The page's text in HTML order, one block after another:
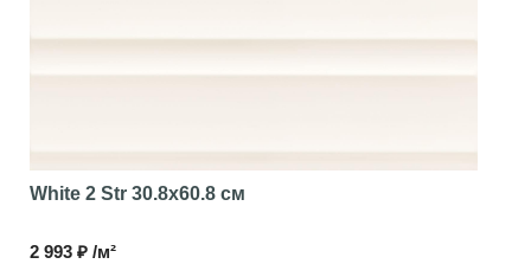
White 2 Str 30.8x60.8 см
2 993 ₽ /м²